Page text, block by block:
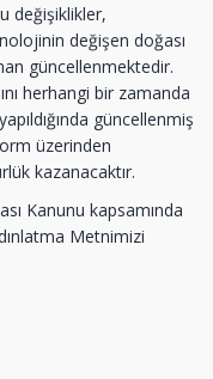
değişiklikler,
değişen doğası
güncellenmektedir.
herhangi bir zamanda
güncellenmiş
üzerinden
kazanacaktır.
Kanunu kapsamında
Metnimizi